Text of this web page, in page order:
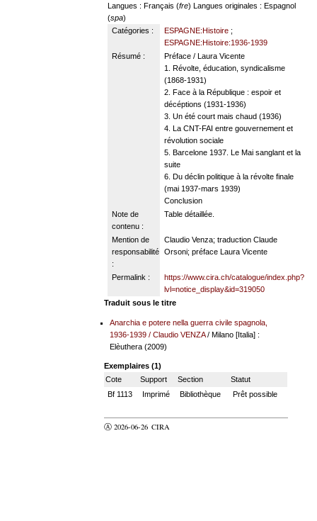
Langues : Français (fre)Langues originales : Espagnol
(spa)
Catégories :
ESPAGNE:Histoire;
ESPAGNE:Histoire:1936-1939
Résumé :
Préface / Laura Vicente
1. Révolte, éducation, syndicalisme
(1868-1931)
2. Face à la République : espoir et
décéptions (1931-1936)
3. Un été court mais chaud (1936)
4. La CNT-FAI entre gouvernement et
révolution sociale
5. Barcelone 1937. Le Mai sanglant et la
suite
6. Du déclin politique à la révolte finale
(mai 1937-mars 1939)
Conclusion
Note de
contenu :
Table détaillée.
Mention de
responsabilité
:
Claudio Venza; traduction Claude
Orsoni; préface Laura Vicente
Permalink :
https://www.cira.ch/catalogue/index.php?
lvl=notice_display&id=319050
Traduit sous le titre
Anarchia e potere nella guerra civile spagnola,
1936-1939 /Claudio VENZA/ Milano [Italia] :
Elèuthera (2009)
Exemplaires (1)
Cote
Support Section
Statut
Bf 1113
Imprimé Bibliothèque Prêt possible
Ⓐ 2026-06-26 CIRA